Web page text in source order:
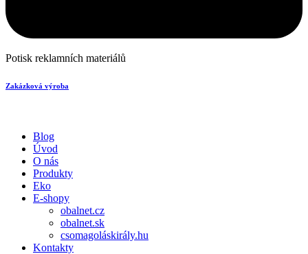
Potisk reklamních materiálů
Zakázková výroba
Blog
Úvod
O nás
Produkty
Eko
E-shopy
obalnet.cz
obalnet.sk
csomagoláskirály.hu
Kontakty